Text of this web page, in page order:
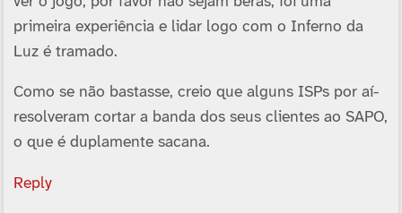
primeira experiência e lidar logo com o Inferno da
Luz é tramado.
Como se não bastasse, creio que alguns ISPs por aí­
resolveram cortar a banda dos seus clientes ao SAPO,
o que é duplamente sacana.
Reply